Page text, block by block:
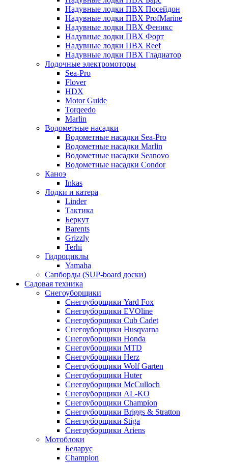
Надувные лодки ПВХ Посейдон
Надувные лодки ПВХ ProfMarine
Надувные лодки ПВХ Феникс
Надувные лодки ПВХ Форт
Надувные лодки ПВХ Reef
Надувные лодки ПВХ Гладиатор
Лодочные электромоторы
Sea-Pro
Flover
HDX
Motor Guide
Torqeedo
Marlin
Водометные насадки
Водометные насадки Sea-Pro
Водометные насадки Marlin
Водометные насадки Seanovo
Водометные насадки Condor
Каноэ
Inkas
Лодки и катера
Linder
Тактика
Беркут
Barents
Grizzly
Terhi
Гидроциклы
Yamaha
Сапборды (SUP-board доски)
Садовая техника
Снегоуборщики
Снегоуборщики Yard Fox
Снегоуборщики EVOline
Снегоуборщики Cub Cadet
Снегоуборщики Husqvarna
Снегоуборщики Honda
Снегоуборщики MTD
Снегоуборщики Herz
Снегоуборщики Wolf Garten
Снегоуборщики Huter
Снегоуборщики McCulloch
Снегоуборщики AL-KO
Снегоуборщики Champion
Снегоуборщики Briggs & Stratton
Снегоуборщики Stiga
Снегоуборщики Ariens
Мотоблоки
Беларус
Champion